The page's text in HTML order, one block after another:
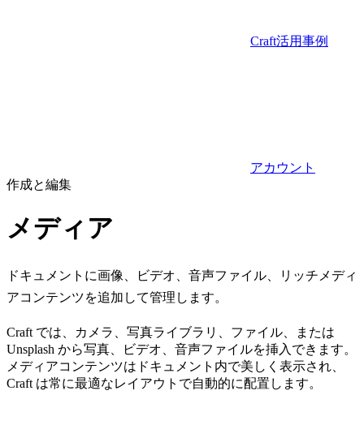
Craft活用事例
アカウント
作成と編集
メディア
ドキュメントに画像、ビデオ、音声ファイル、リッチメディ
アコンテンツを追加して管理します。
Craft では、カメラ、写真ライブラリ、ファイル、または
Unsplash から写真、ビデオ、音声ファイルを挿入できます。
メディアコンテンツはドキュメント内で美しく表示され、
Craft は常に最適なレイアウトで自動的に配置します。